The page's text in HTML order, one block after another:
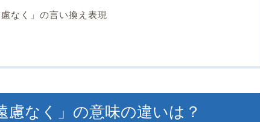
なく」の言い換え表現
慮なく」の意味の違いは？